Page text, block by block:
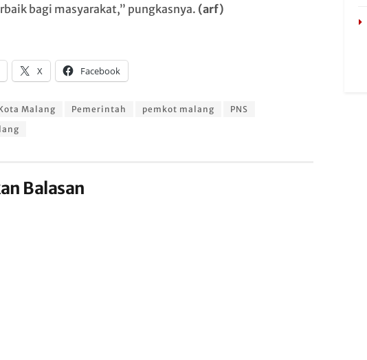
bagi masyarakat,” pungkasnya. (arf)
X Facebook
Malang Pemerintah pemkot malang
PNS
Balasan